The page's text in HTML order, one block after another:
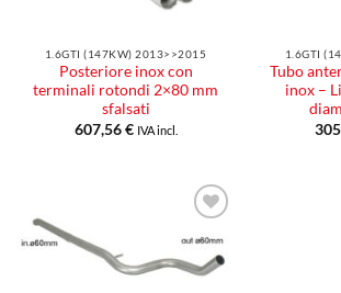
1.6GTI (147KW) 2013>>2015
Posteriore inox con
terminali rotondi 2×80 mm
sfalsati
607,56€ IVA incl.
1.6GTI
Tubo
inox –
Aggiungi
dei
desideri